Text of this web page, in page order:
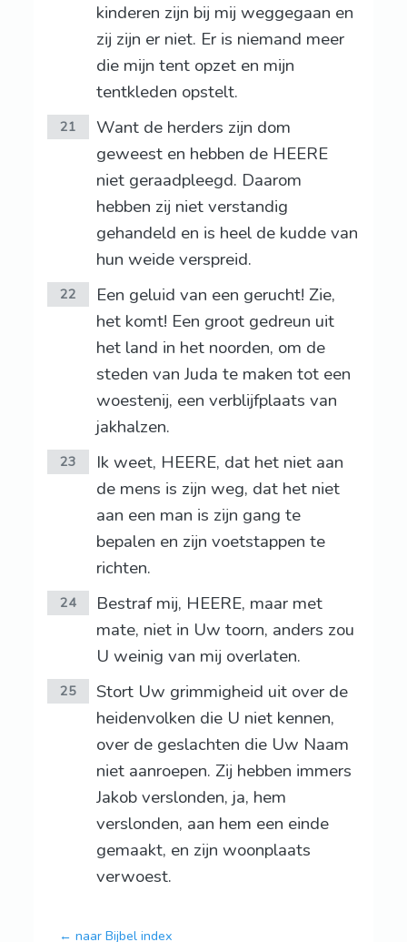
kinderen zijn bij mij weggegaan en
zij zijn er niet. Er is niemand meer
die mijn tent opzet en mijn
tentkleden opstelt.
21
Want de herders zijn dom
geweest en hebben de HEERE
niet geraadpleegd. Daarom
hebben zij niet verstandig
gehandeld en is heel de kudde van
hun weide verspreid.
22
Een geluid van een gerucht! Zie,
het komt! Een groot gedreun uit
het land in het noorden, om de
steden van Juda te maken tot een
woestenij, een verblijfplaats van
jakhalzen.
23
Ik weet, HEERE, dat het niet aan
de mens is zijn weg, dat het niet
aan een man is zijn gang te
bepalen en zijn voetstappen te
richten.
24
Bestraf mij, HEERE, maar met
mate, niet in Uw toorn, anders zou
U weinig van mij overlaten.
25
Stort Uw grimmigheid uit over de
heidenvolken die U niet kennen,
over de geslachten die Uw Naam
niet aanroepen. Zij hebben immers
Jakob verslonden, ja, hem
verslonden, aan hem een einde
gemaakt, en zijn woonplaats
verwoest.
← naar Bijbel index